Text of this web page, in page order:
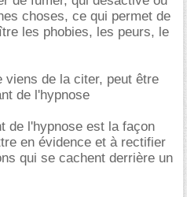
choses, ce qui permet de
les phobies, les peurs, le
viens de la citer, peut être
de l'hypnose
de l'hypnose est la façon
en évidence et à rectifier
qui se cachent derrière un